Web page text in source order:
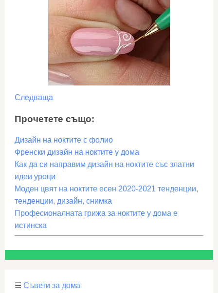
Следваща
Прочетете също:
Дизайн на ноктите с фолио
Френски дизайн на ноктите у дома
Как да си направим дизайн на ноктите със златни
идеи уроци
Моден цвят на ноктите есен 2020-2021 тенденции,
тенденции, дизайн, снимка
Професионалната грижа за ноктите у дома е
истинска
☰ Съвети за дома